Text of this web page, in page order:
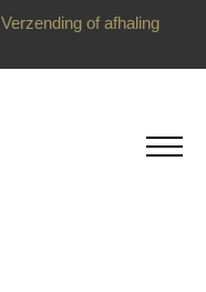
Verzending of afhaling